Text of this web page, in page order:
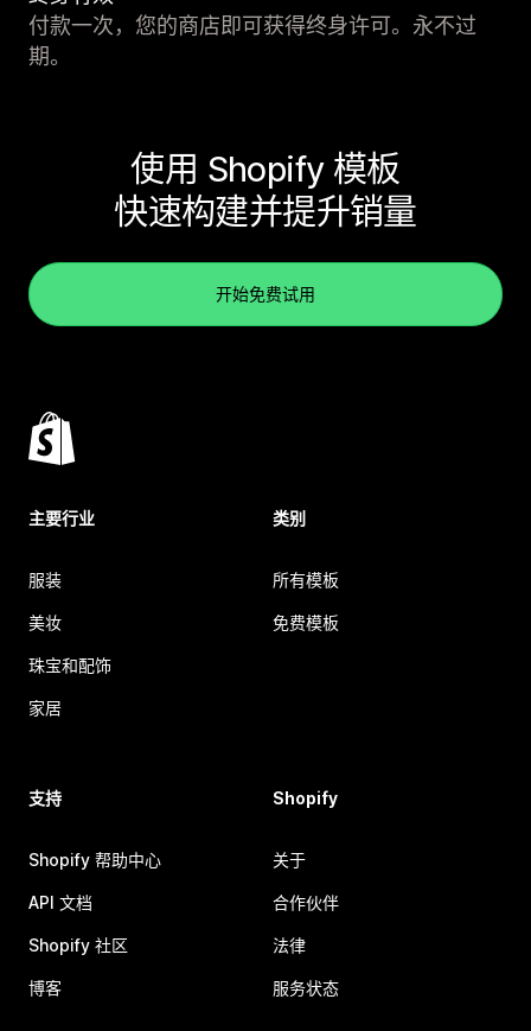
付款一次，您的商店即可获得终身许可。永不过
期。
使用 Shopify 模板
快速构建并提升销量
开始免费试用
主要行业
服装
美妆
珠宝和配饰
家居
类别
所有模板
免费模板
支持
Shopify 帮助中心
API 文档
Shopify 社区
博客
Shopify
关于
合作伙伴
法律
服务状态